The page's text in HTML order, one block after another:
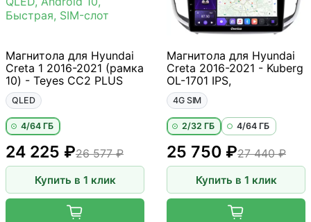
Магнитола для Hyundai
Creta 1 2016-2021 (рамка
10) - Teyes CC2 PLUS
QLED
4/64 ГБ
26 577 ₽
24 225 ₽
Купить в 1 клик
Магнитола для Hyundai
Creta 2016-2021 - Kuberg
OL-1701 IPS,
4G SIM
2/32 ГБ 4/64 ГБ
25 750 ₽27 440 ₽
Купить в 1 клик